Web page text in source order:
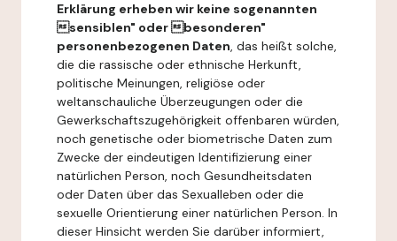
Erklärung erheben wir keine sogenannten
sensiblen" oder besonderen"
personenbezogenen Daten, das heißt solche,
die die rassische oder ethnische Herkunft,
politische Meinungen, religiöse oder
weltanschauliche Überzeugungen oder die
Gewerkschaftszugehörigkeit offenbaren würden,
noch genetische oder biometrische Daten zum
Zwecke der eindeutigen Identifizierung einer
natürlichen Person, noch Gesundheitsdaten
oder Daten über das Sexualleben oder die
sexuelle Orientierung einer natürlichen Person. In
dieser Hinsicht werden Sie darüber informiert,